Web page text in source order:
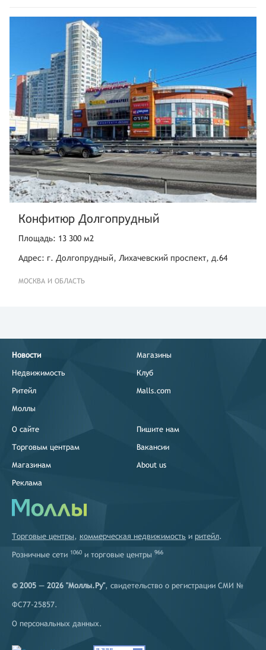
Конфитюр Долгопрудный
Площадь: 13 300 м2
Адрес: г. Долгопрудный, Лихачевский проспект, д.64
МОСКВА И ОБЛАСТЬ
Новости
Недвижимость
Ритейл
Моллы
Магазины
Клуб
Malls.com
О сайте
Торговым центрам
Магазинам
Реклама
Пишите нам
Вакансии
About us
Торговые центры, коммерческая недвижимость и ритейл.
Розничные сети 1060 и торговые центры 966
© 2005 — 2026 "Моллы.Ру", свидетельство о регистрации СМИ №
ФС77-25857.
О персональных данных.